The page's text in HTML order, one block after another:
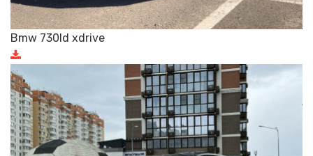
Bmw 730ld xdrive